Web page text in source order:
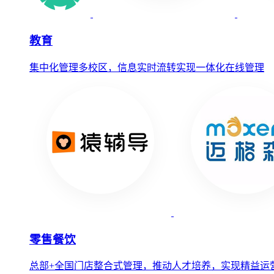
教育
集中化管理多校区，信息实时流转实现一体化在线管理
零售餐饮
总部+全国门店整合式管理，推动人才培养，实现精益运